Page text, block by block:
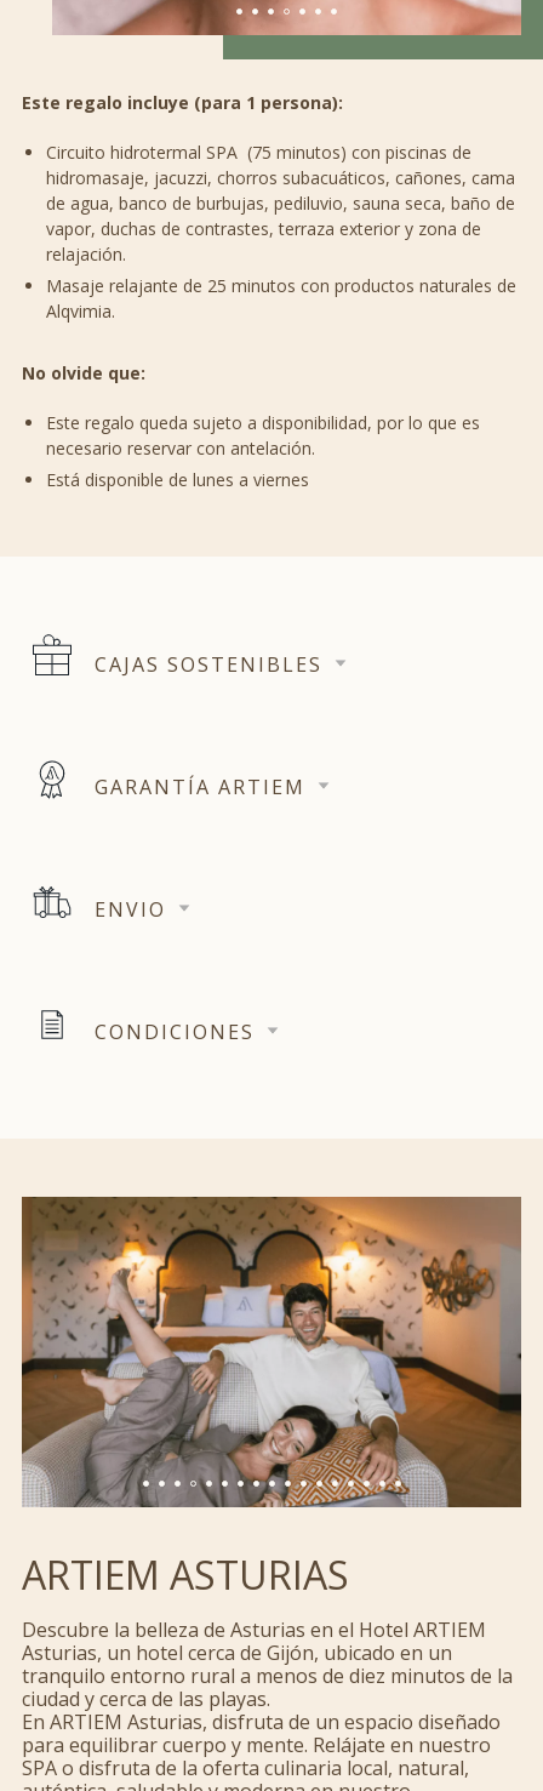
Este regalo incluye (para 1 persona):
Circuito hidrotermal SPA (75 minutos) con piscinas de
hidromasaje, jacuzzi, chorros subacuáticos, cañones, cama
de agua, banco de burbujas, pediluvio, sauna seca, baño de
vapor, duchas de contrastes, terraza exterior y zona de
relajación.
Masaje relajante de 25 minutos con productos naturales de
Alqvimia.
No olvide que:
Este regalo queda sujeto a disponibilidad, por lo que es
necesario reservar con antelación.
Está disponible de lunes a viernes
CAJAS SOSTENIBLES
GARANTÍA ARTIEM
ENVIO
CONDICIONES
ARTIEM ASTURIAS
Descubre la belleza de Asturias en el Hotel ARTIEM
Asturias, un hotel cerca de Gijón, ubicado en un
tranquilo entorno rural a menos de diez minutos de la
ciudad y cerca de las playas.
En ARTIEM Asturias, disfruta de un espacio diseñado
para equilibrar cuerpo y mente. Relájate en nuestro
SPA o disfruta de la oferta culinaria local, natural,